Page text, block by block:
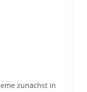
zunächst in